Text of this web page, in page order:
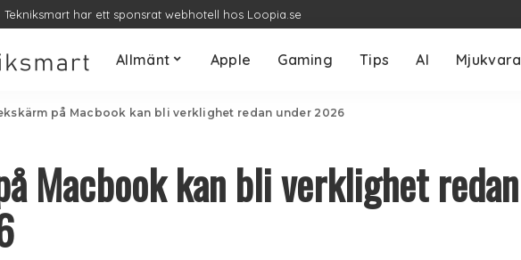
Tekniksmart har ett sponsrat webhotell hos Loopia.se
Allmänt Apple Gaming Tips AI Mjukvara
på Macbook kan bli verklighet redan under 2026
Macbook kan bli verklighet redan